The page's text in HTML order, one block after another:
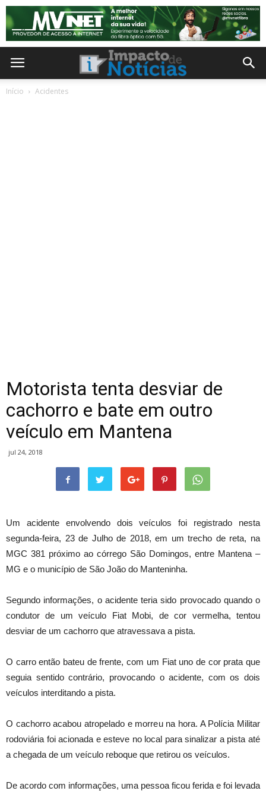
Início Acidentes
Motorista tenta desviar de
cachorro e bate em outro
veículo em Mantena
jul 24, 2018
Um acidente envolvendo dois veículos foi registrado nesta
segunda-feira, 23 de Julho de 2018, em um trecho de reta, na
MGC 381 próximo ao córrego São Domingos, entre Mantena –
MG e o município de São João do Manteninha.
Segundo informações, o acidente teria sido provocado quando o
condutor de um veículo Fiat Mobi, de cor vermelha, tentou
desviar de um cachorro que atravessava a pista.
O carro então bateu de frente, com um Fiat uno de cor prata que
seguia sentido contrário, provocando o acidente, com os dois
veículos interditando a pista.
O cachorro acabou atropelado e morreu na hora. A Polícia Militar
rodoviária foi acionada e esteve no local para sinalizar a pista até
a chegada de um veículo reboque que retirou os veículos.
De acordo com informações, uma pessoa ficou ferida e foi levada